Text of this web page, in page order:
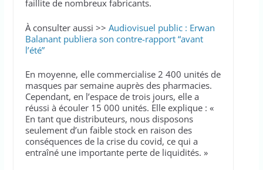
faillite de nombreux fabricants.
À consulter aussi >> Audiovisuel public : Erwan
Balanant publiera son contre-rapport “avant
l’été”
En moyenne, elle commercialise 2 400 unités de
masques par semaine auprès des pharmacies.
Cependant, en l’espace de trois jours, elle a
réussi à écouler 15 000 unités. Elle explique : «
En tant que distributeurs, nous disposons
seulement d’un faible stock en raison des
conséquences de la crise du covid, ce qui a
entraîné une importante perte de liquidités. »